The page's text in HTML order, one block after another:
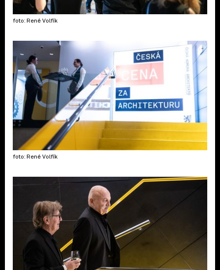
foto: René Volfík
foto: René Volfík